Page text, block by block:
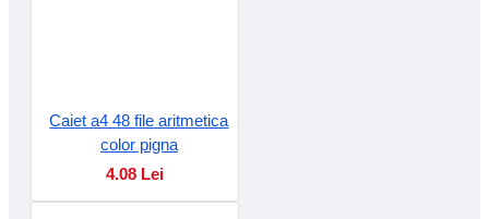
Caiet a4 48 file aritmetica
color pigna
4.08 Lei